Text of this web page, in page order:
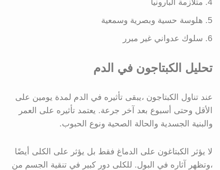
متلازمة البارونيا
هلوسة حسية وبصرية وسمعية
سلوك عدواني غير مبرر
تحليل الكبتاجون في الدم
عند تناول الكبتاجون ،يبقى تأثيره في الدم لمدة يومين على
الأقل وحتى أسبوع بعد آخر جرعة. يعتمد تأثيره على العمر
والبنية الجسدية والحالة الصحية ونوع الحبوب.
لا يؤثر الكبتاغون على الدماغ فقط بل يؤثر على الكلى أيضًا
،وتظهر آثاره في البول. للكلى دور كبير في تنقية الجسم من